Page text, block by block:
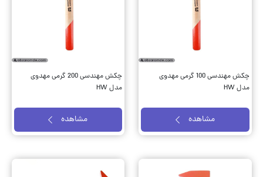
چکش مهندسی 100 گرمی مهدوی
مدل HW
مشاهده
چکش مهندسی 200 گرمی مهدوی
مدل HW
مشاهده